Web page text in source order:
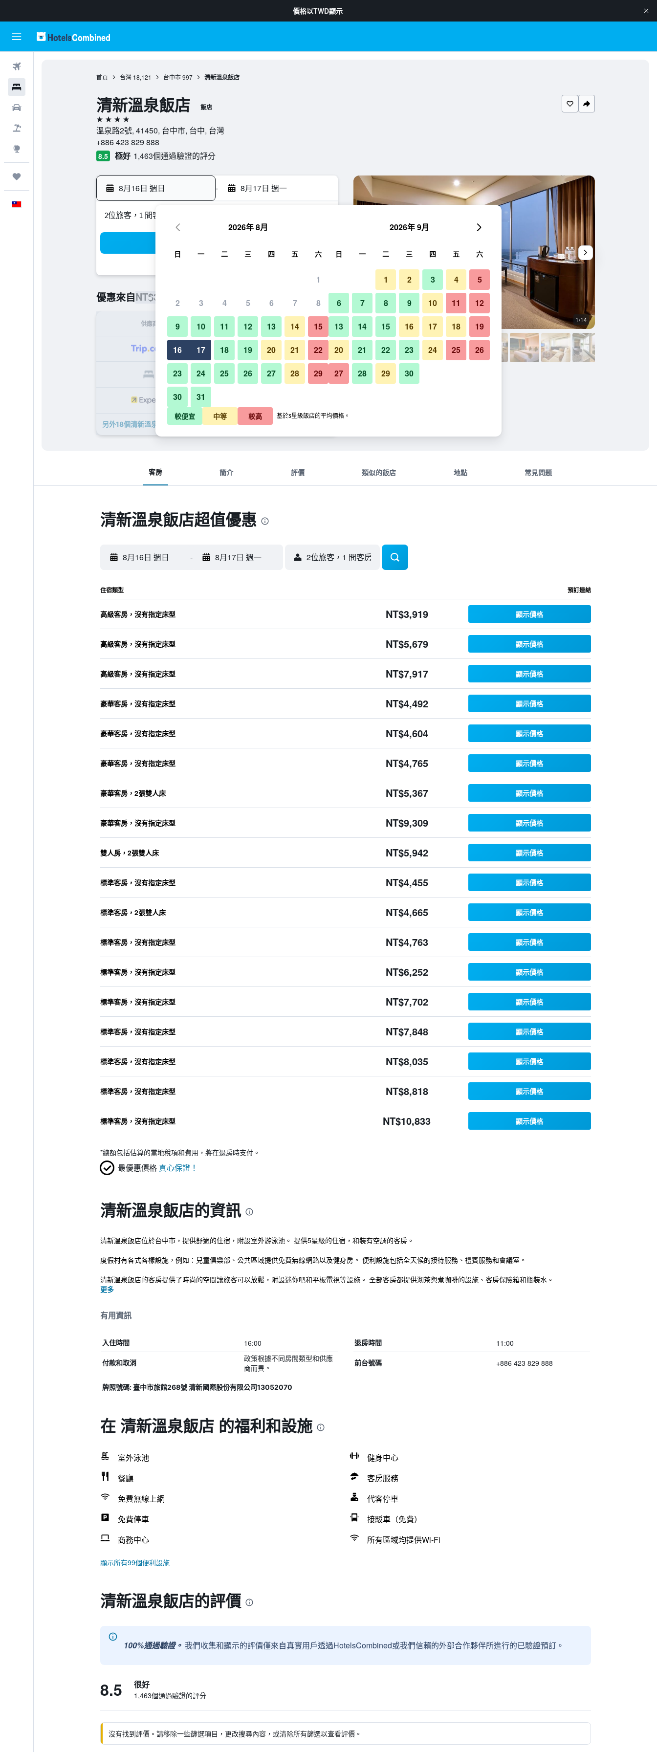
價格以TWD顯示
首頁 台灣 18,121 台中市 997 清新溫泉飯店
清新溫泉飯店 飯店
4星級
溫泉路2號, 41450, 台中市, 台中, 台灣
+886 423 829 888
8.5 極好 1,463個通過驗證的評分
8月16日 週日 - 8月17日 週一
2位旅客，1 間客房
優惠來自NT$3,919
供應商 每晚總額
NT$3,919 查看優惠
NT$4,455 查看優惠
另外18個清新溫泉飯店​的優惠
客廳 1/14
清新溫泉飯店的照片
客房 簡介 評價 類似的飯店 地點 常見問題
清新溫泉飯店超值優惠
8月16日 週日 - 8月17日 週一 2位旅客，1 間客房
住宿類型 預訂連結
高級客房，沒有指定床型 NT$3,919 顯示價格
高級客房，沒有指定床型 NT$5,679 顯示價格
高級客房，沒有指定床型 NT$7,917 顯示價格
豪華客房，沒有指定床型 NT$4,492 顯示價格
豪華客房，沒有指定床型 NT$4,604 顯示價格
豪華客房，沒有指定床型 NT$4,765 顯示價格
豪華客房，2張雙人床 NT$5,367 顯示價格
豪華客房，沒有指定床型 NT$9,309 顯示價格
雙人房，2張雙人床 NT$5,942 顯示價格
標準客房，沒有指定床型 NT$4,455 顯示價格
標準客房，2張雙人床 NT$4,665 顯示價格
標準客房，沒有指定床型 NT$4,763 顯示價格
標準客房，沒有指定床型 NT$6,252 顯示價格
標準客房，沒有指定床型 NT$7,702 顯示價格
標準客房，沒有指定床型 NT$7,848 顯示價格
標準客房，沒有指定床型 NT$8,035 顯示價格
標準客房，沒有指定床型 NT$8,818 顯示價格
標準客房，沒有指定床型 NT$10,833 顯示價格
*總額包括估算的當地稅項和費用，將在退房時支付。
最優惠價格 真心保證！
清新溫泉飯店的資訊
清新溫泉飯店位於台中市，提供舒適的住宿，附設室外游泳池。 提供5星級的住宿，和裝有空調的客房。
度假村有各式各樣設施，例如：兒童俱樂部、公共區域提供免費無線網路以及健身房。 便利設施包括全天候的接待服務、禮賓服務和會議室。
清新溫泉飯店的客房提供了時尚的空間讓旅客可以放鬆，附設迷你吧和平板電視等設施。 全部客房都提供沏茶與煮咖啡的設施、客房保險箱和瓶裝水。
更多
有用資訊
入住時間 16:00 退房時間 11:00
付款和取消
政策根據不同房間類型和供應
商而異。
前台號碼 +886 423 829 888
牌照號碼: 臺中市旅館268號 清新國際股份有限公司13052070
在 清新溫泉飯店 的福利和設施
室外泳池
健身中心
餐廳
客房服務
免費無線上網
代客停車
免費停車
接駁車（免費）
商務中心
所有區域均提供Wi-Fi
顯示所有99個便利設施
清新溫泉飯店的評價
100%通過驗證。 我們收集和顯示的評價僅來自真實用戶透過HotelsCombined或我們信賴的外部合作夥伴所進行的已驗證預訂。
8.5 很好
1,463個通過驗證的評分
沒有找到評價。請移除一些篩選項目，更改搜尋內容，或清除所有篩選以查看評價。
2026年 8月
日 一 二 三 四 五 六
1
2 3 4 5 6 7 8
9 10 11 12 13 14 15
16 17 18 19 20 21 22
23 24 25 26 27 28 29
30 31
2026年 9月
日 一 二 三 四 五 六
1 2 3 4 5
6 7 8 9 10 11 12
13 14 15 16 17 18 19
20 21 22 23 24 25 26
27 28 29 30
較便宜 中等 較高 基於3星級飯店的平均價格。